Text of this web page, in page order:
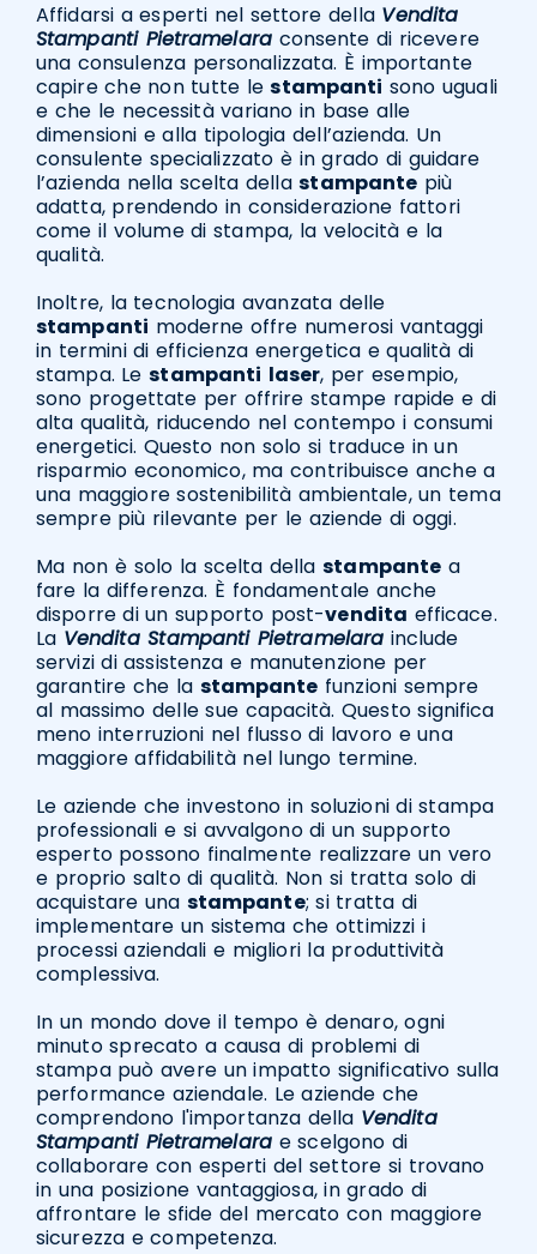
Affidarsi a esperti nel settore della Vendita
Stampanti Pietramelaraconsente di ricevere
una consulenza personalizzata. È importante
capire che non tutte lestampanti sono uguali
e che le necessità variano in base alle
dimensioni e alla tipologia dell’azienda. Un
consulente specializzato è in grado di guidare
l’azienda nella scelta dellastampante più
adatta, prendendo in considerazione fattori
come il volume di stampa, la velocità e la
qualità.
Inoltre, la tecnologia avanzata delle
stampanti moderne offre numerosi vantaggi
in termini di efficienza energetica e qualità di
stampa. Lestampanti laser, per esempio,
sono progettate per offrire stampe rapide e di
alta qualità, riducendo nel contempo i consumi
energetici. Questo non solo si traduce in un
risparmio economico, ma contribuisce anche a
una maggiore sostenibilità ambientale, un tema
sempre più rilevante per le aziende di oggi.
Ma non è solo la scelta dellastampante a
fare la differenza. È fondamentale anche
disporre di un supporto post-vendita efficace.
La Vendita Stampanti Pietramelara include
servizi di assistenza e manutenzione per
garantire che la stampante funzioni sempre
al massimo delle sue capacità. Questo significa
meno interruzioni nel flusso di lavoro e una
maggiore affidabilità nel lungo termine.
Le aziende che investono in soluzioni di stampa
professionali e si avvalgono di un supporto
esperto possono finalmente realizzare un vero
e proprio salto di qualità. Non si tratta solo di
acquistare una stampante; si tratta di
implementare un sistema che ottimizzi i
processi aziendali e migliori la produttività
complessiva.
In un mondo dove il tempo è denaro, ogni
minuto sprecato a causa di problemi di
stampa può avere un impatto significativo sulla
performance aziendale. Le aziende che
comprendono l'importanza della Vendita
Stampanti Pietramelarae scelgono di
collaborare con esperti del settore si trovano
in una posizione vantaggiosa, in grado di
affrontare le sfide del mercato con maggiore
sicurezza e competenza.